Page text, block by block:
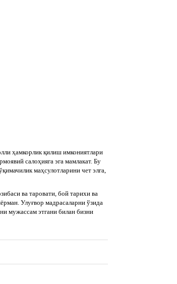
ҳамкорлик қилиш имкониятлари
салоҳияга эга мамлакат. Бу
маҳсулотларини чет элга,
ва таровати, бой тарихи ва
Улуғвор мадрасаларни ўзида
мужассам этгани билан бизни